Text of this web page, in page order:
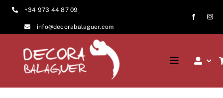
Saltar
contenido
+34 973 44 87 09
info@decorabalaguer.com
Toggle